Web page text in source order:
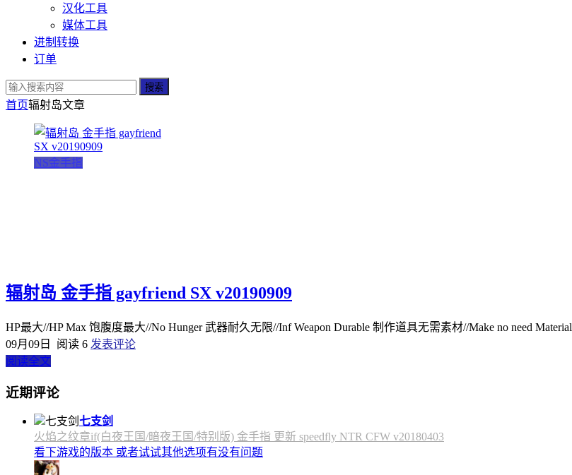
汉化工具
媒体工具
进制转换
订单
搜索
首页辐射岛文章
NS金手指
辐射岛 金手指 gayfriend SX v20190909
HP最大//HP Max 饱腹度最大//No Hunger 武器耐久无限//Inf Weapon Durable 制作道具无需素材//Make no need Material
09月09日
阅读 6 发表评论
阅读全文
近期评论
七支剑
火焰之纹章if(白夜王国/暗夜王国/特别版) 金手指 更新 speedfly NTR CFW v20180403
看下游戏的版本 或者试试其他选项有没有问题